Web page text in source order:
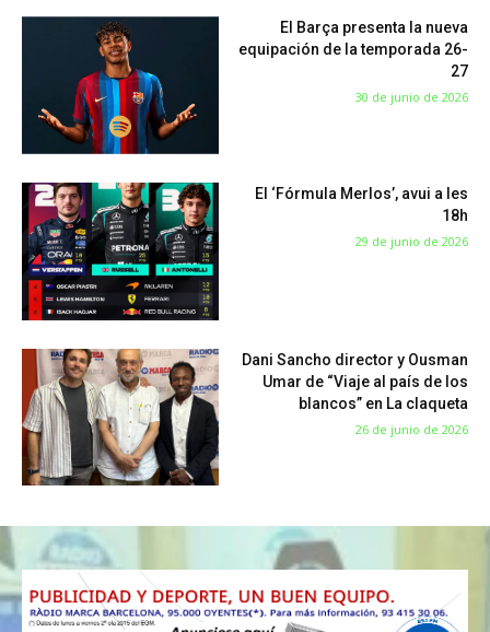
El Barça presenta la nueva
equipación de la temporada 26-
27
30 de junio de 2026
El ‘Fórmula Merlos’, avui a les
18h
29 de junio de 2026
Dani Sancho director y Ousman
Umar de “Viaje al país de los
blancos” en La claqueta
26 de junio de 2026